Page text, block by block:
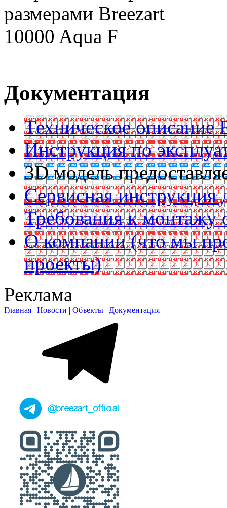
Документация
Техническое описание
Инструкция по
3D модель
Сервисная инструкция
Требования к монтажу
О компании (что мы
проекты)
Реклама
Главная | Новости | Объекты | Документация